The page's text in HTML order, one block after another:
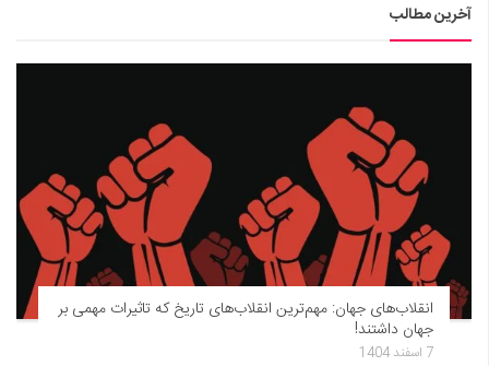
آخرین مطالب
انقلاب‌های جهان: مهم‌ترین انقلاب‌های تاریخ که تاثیرات مهمی بر
جهان داشتند!
7 اسفند 1404